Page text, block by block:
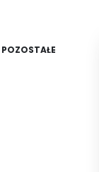
POZOSTAŁE